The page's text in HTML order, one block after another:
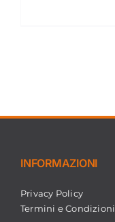
INFORMAZIONI
Privacy Policy
Termini e Condizioni